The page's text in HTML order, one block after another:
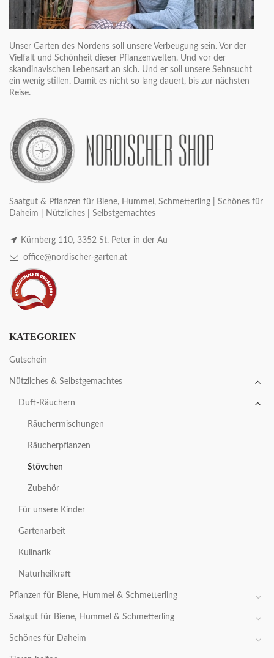
Unser Garten des Nordens soll unsere Verbeugung sein. Vor der
Vielfalt und Schönheit dieser Pflanzenwelten. Und vor der
skandinavischen Lebensart an sich. Und er soll unsere Sehnsucht
ein wenig stillen. Damit es nicht so lang dauert, bis zur nächsten
Reise.
Saatgut & Pflanzen für Biene, Hummel, Schmetterling | Schönes für
Daheim | Nützliches | Selbstgemachtes
Kürnberg 110, 3352 St. Peter in der Au
office@nordischer-garten.at
KATEGORIEN
Gutschein
Nützliches & Selbstgemachtes
Duft-Räuchern
Räuchermischungen
Räucherpflanzen
Stövchen
Zubehör
Für unsere Kinder
Gartenarbeit
Kulinarik
Naturheilkraft
Pflanzen für Biene, Hummel & Schmetterling
Saatgut für Biene, Hummel & Schmetterling
Schönes für Daheim